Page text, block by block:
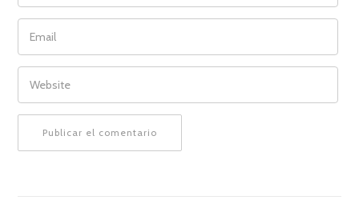
EMAIL
WEBSITE